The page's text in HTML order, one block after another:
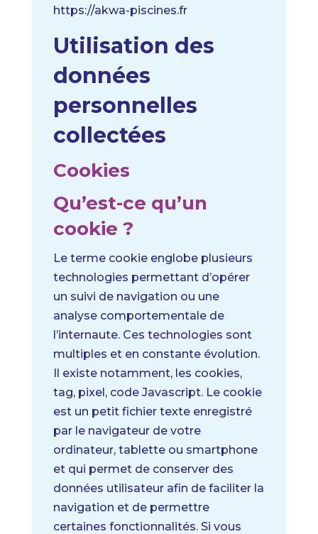
https://akwa-piscines.fr
Utilisation des
données
personnelles
collectées
Cookies
Qu’est-ce qu’un
cookie ?
Le terme cookie englobe plusieurs
technologies permettant d’opérer
un suivi de navigation ou une
analyse comportementale de
l’internaute. Ces technologies sont
multiples et en constante évolution.
Il existe notamment, les cookies,
tag, pixel, code Javascript. Le cookie
est un petit fichier texte enregistré
par le navigateur de votre
ordinateur, tablette ou smartphone
et qui permet de conserver des
données utilisateur afin de faciliter la
navigation et de permettre
certaines fonctionnalités. Si vous